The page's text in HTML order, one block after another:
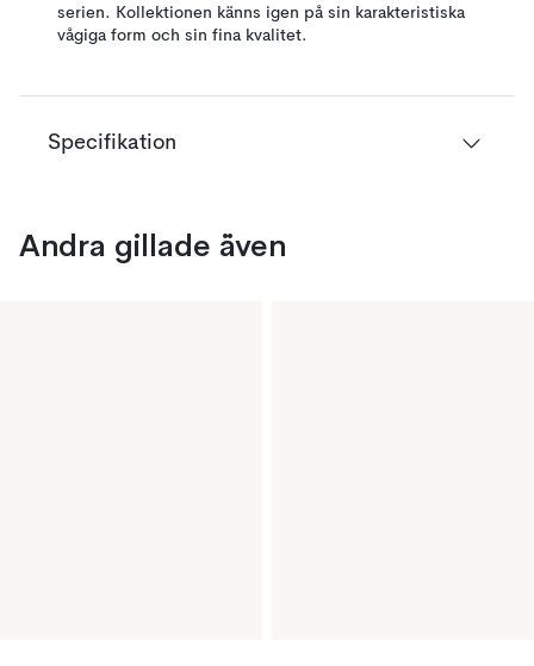
serien. Kollektionen känns igen på sin karakteristiska
vågiga form och sin fina kvalitet.
Specifikation
Andra gillade även